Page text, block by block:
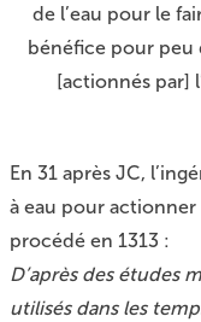
de l’eau pour le
bénéfice pour peu
[actionnés par]
En 31 après JC,
à eau pour
procédé en 1313 :
D’après des études
utilisés dans les